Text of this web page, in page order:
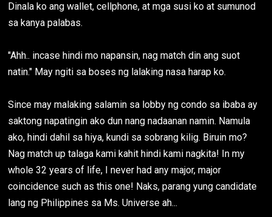
Dinala ko ang wallet, cellphone, at mga susi ko at sumunod
sa kanya palabas.
"Ahh.. incase hindi mo napansin, nag match din ang suot
natin." May ngiti sa boses ng lalaking nasa harap ko.
Since may malaking salamin sa lobby ng condo sa ibaba ay
saktong napatingin ako dun nang nadaanan namin. Namula
ako, hindi dahil sa hiya, kundi sa sobrang kilig. Biruin mo?
Nag match up talaga kami kahit hindi kami nagkita! In my
whole 32 years of life, I never had any major, major
coincidence such as this one! Naks, parang yung candidate
lang ng Philippines sa Ms. Universe ah...